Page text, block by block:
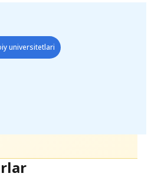
universitetlari